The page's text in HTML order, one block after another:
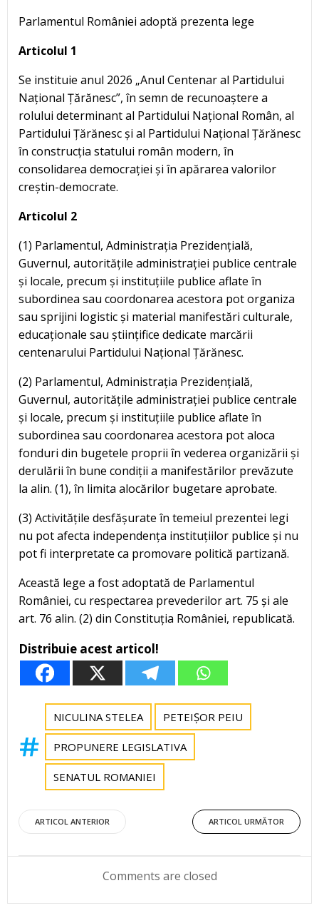
Parlamentul României adoptă prezenta lege
Articolul 1
Se instituie anul 2026 „Anul Centenar al Partidului
Național Țărănesc”, în semn de recunoaștere a
rolului determinant al Partidului Național Român, al
Partidului Țărănesc și al Partidului Național Țărănesc
în construcția statului român modern, în
consolidarea democrației și în apărarea valorilor
creștin-democrate.
Articolul 2
(1) Parlamentul, Administrația Prezidențială,
Guvernul, autoritățile administrației publice centrale
și locale, precum și instituțiile publice aflate în
subordinea sau coordonarea acestora pot organiza
sau sprijini logistic și material manifestări culturale,
educaționale sau științifice dedicate marcării
centenarului Partidului Național Țărănesc.
(2) Parlamentul, Administrația Prezidențială,
Guvernul, autoritățile administrației publice centrale
și locale, precum și instituțiile publice aflate în
subordinea sau coordonarea acestora pot aloca
fonduri din bugetele proprii în vederea organizării și
derulării în bune condiții a manifestărilor prevăzute
la alin. (1), în limita alocărilor bugetare aprobate.
(3) Activitățile desfășurate în temeiul prezentei legi
nu pot afecta independența instituțiilor publice și nu
pot fi interpretate ca promovare politică partizană.
Această lege a fost adoptată de Parlamentul
României, cu respectarea prevederilor art. 75 și ale
art. 76 alin. (2) din Constituția României, republicată.
Distribuie acest articol!
NICULINA STELEA PETEIȘOR PEIU
PROPUNERE LEGISLATIVA
SENATUL ROMANIEI
Post
navigation
ARTICOL ANTERIOR
Post
navigation
ARTICOL URMĂTOR
Comments are closed